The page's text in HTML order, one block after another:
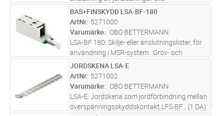
avskärmningar till jordanslutningen..
Komplett med grön-gul anslutningsledning,
1,5 mm². Färg: röd
ST Lägg i kundvagn
BAS+FINSKYDD LSA-BF-180
ArtNr 5271000
Varumärke
OBO BETTERMANN
LSA-BF 180: Skilje- eller anslutningslister, för
användning i MSR-system . Grov- och
finskydd. Grovskydd med Fail-Safe-teknik..
Med PTC-skyddskomponenter mot
överström.. Max. spänning: 180 V
ST Lägg i kundvagn
JORDSKENA LSA-E
ArtNr 5271002
Varumärke
OBO BETTERMANN
LSA-E: Jordskena som jordförbindning mellan
överspänningsskyddskontakt LFS-BF... (1 DA)